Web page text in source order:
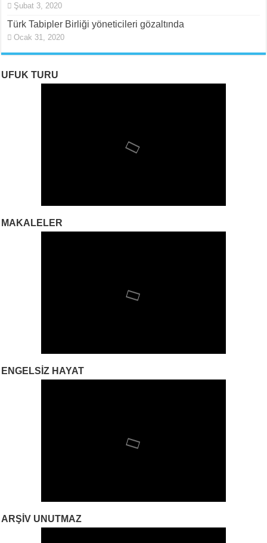
Şubat 3, 2020
Türk Tabipler Birliği yöneticileri gözaltında
Ocak 31, 2020
UFUK TURU
MAKALELER
ENGELSIZ HAYAT
ARŞIV UNUTMAZ